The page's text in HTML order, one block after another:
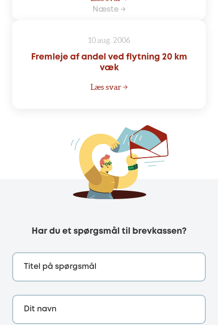
Næste →
10 aug. 2006
Fremleje af andel ved flytning 20 km
væk
Læs svar →
Har du et spørgsmål til brevkassen?
Titel på spørgsmål
Dit navn